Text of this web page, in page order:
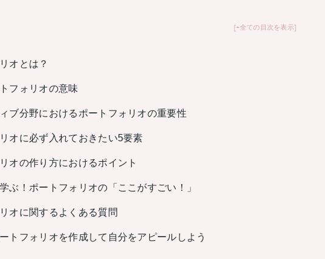
+全ての目次を表示
オとは？
フォリオの意味
ブ分野におけるポートフォリオの重要性
オに必ず入れておきたい5要素
オの作り方におけるポイント
ぶ！ポートフォリオの「ここがすごい！」
オに関するよくある質問
トフォリオを作成して自分をアピールしよう